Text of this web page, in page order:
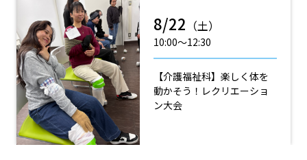
8/22 （土）
10:00〜12:30
【介護福祉科】楽しく体を
動かそう！レクリエーショ
ン大会